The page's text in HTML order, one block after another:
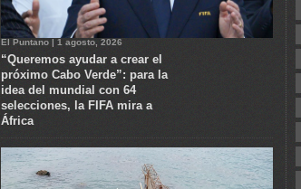
El Puntano | 1 agosto, 2026
“Queremos ayudar a crear el
próximo Cabo Verde”: para la
idea del mundial con 64
selecciones, la FIFA mira a
África